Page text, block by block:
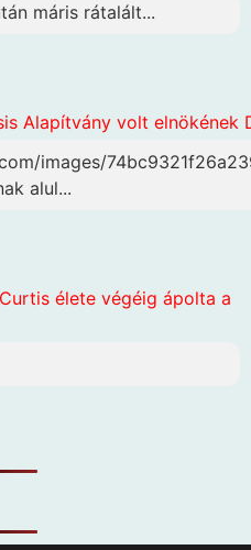
máris rátalált...
Alapítvány volt
images/
alul...
élete végéig ápolta a